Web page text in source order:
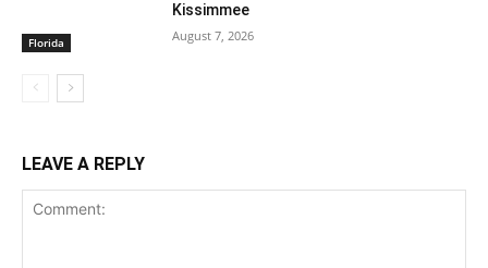
Florida
Kissimmee
August 7, 2026
LEAVE A REPLY